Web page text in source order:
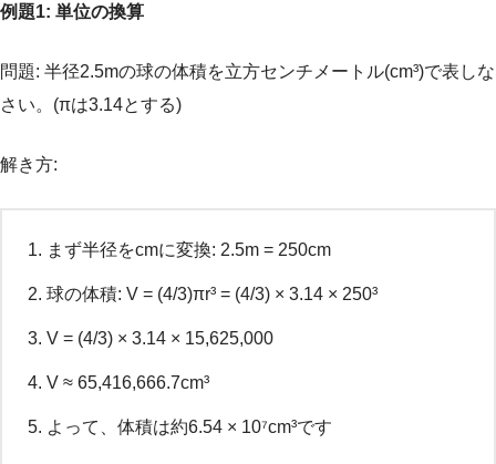
例題1: 単位の換算
問題: 半径2.5mの球の体積を立方センチメートル(cm³)で表しな
さい。(πは3.14とする)
解き方:
まず半径をcmに変換: 2.5m = 250cm
球の体積: V = (4/3)πr³ = (4/3) × 3.14 × 250³
V = (4/3) × 3.14 × 15,625,000
V ≈ 65,416,666.7cm³
よって、体積は約6.54 × 10⁷cm³です